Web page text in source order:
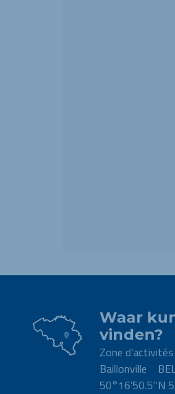
Waar
vinden?
Zone
Baillonville
50°16’50.5″N